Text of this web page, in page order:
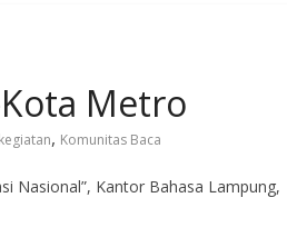
Metro
kegiatan, Komunitas Baca
Nasional”, Kantor Bahasa Lampung,